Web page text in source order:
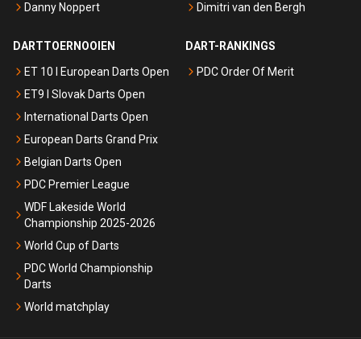
Danny Noppert
Dimitri van den Bergh
DARTTOERNOOIEN
ET 10 I European Darts Open
ET9 I Slovak Darts Open
International Darts Open
European Darts Grand Prix
Belgian Darts Open
PDC Premier League
WDF Lakeside World
Championship 2025-2026
World Cup of Darts
PDC World Championship
Darts
World matchplay
DART-RANKINGS
PDC Order Of Merit